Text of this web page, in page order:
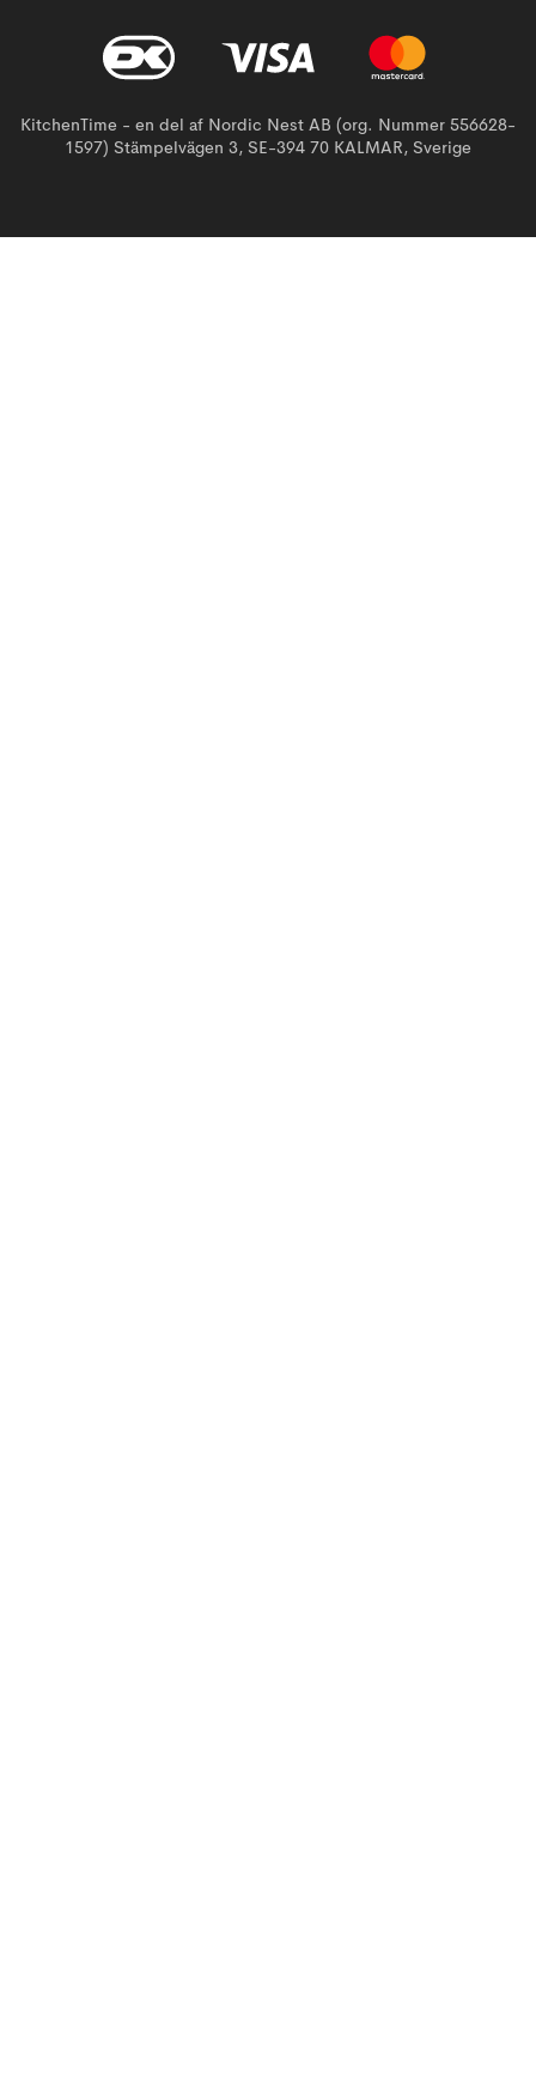
KitchenTime - en del af Nordic Nest AB (org. Nummer 556628-
1597) Stämpelvägen 3, SE-394 70 KALMAR, Sverige